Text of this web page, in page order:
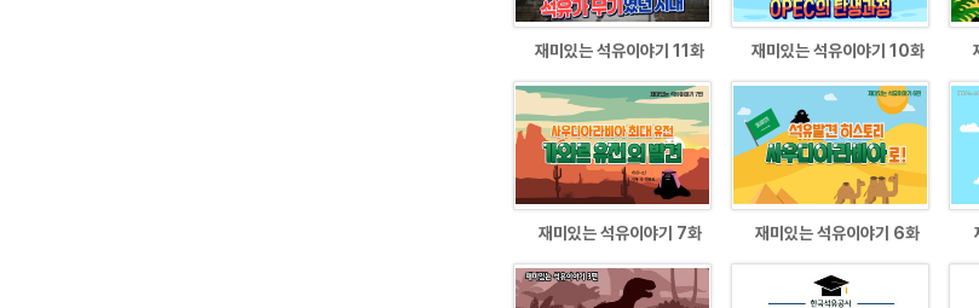
재미있는 석유이야기 11화 재미있는 석유이야기 10화
재미있는 석유이야기 7화 재미있는 석유이야기 6화